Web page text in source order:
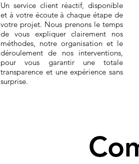
Un service client réactif, disponible
et à votre écoute à chaque étape de
votre projet. Nous prenons le temps
de vous expliquer clairement nos
méthodes, notre organisation et le
déroulement de nos interventions,
pour vous garantir une totale
transparence et une expérience sans
surprise.